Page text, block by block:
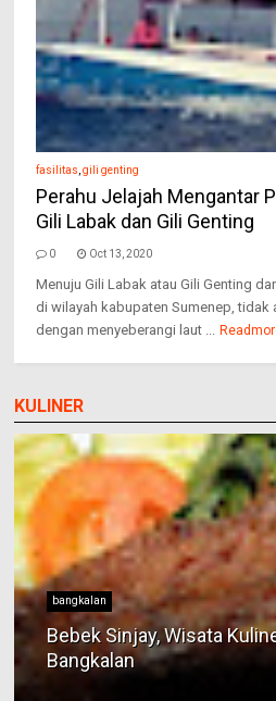
fasilitas ,gili genting
Perahu Jelajah Mengantar
Gili Labak dan Gili Genting
0 Oct 13, 2020
Menuju Gili Labak atau Gili Genting
di wilayah kabupaten Sumenep, tidak
dengan menyeberangi laut ...
KULINER
bangkalan
Bebek Sinjay, Wisata
Bangkalan